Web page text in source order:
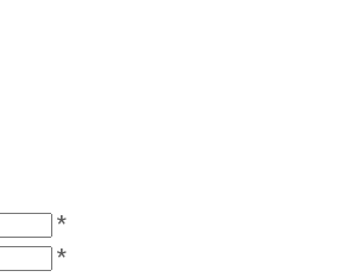
*
*